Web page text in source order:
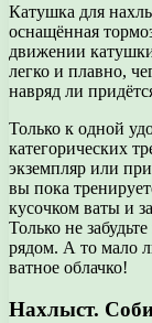
Катушка для
оснащённая
движении
легко и плавно,
навряд ли
Только к одной
категорических
экземпляр или
вы пока
кусочком ваты и
Только не
рядом. А то мало
ватное облачко!
Нахлыст.